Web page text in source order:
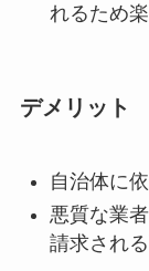
れるため楽
デメリット
自治体に
悪質な業
請求され